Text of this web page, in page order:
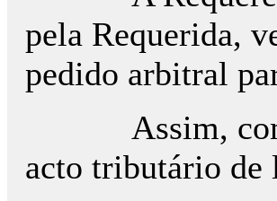
pela Requerida,
pedido arbitral
Assim,
acto tributário de